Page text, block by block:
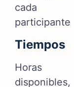
cada
participante
Tiempos
Horas
disponibles,